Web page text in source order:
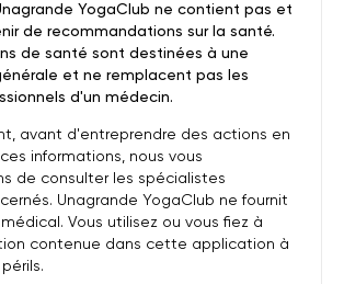
YogaClub ne contient pas et
de recommandations sur la santé.
de santé sont destinées à une
et ne remplacent pas les
d'un médecin.
avant d'entreprendre des actions en
informations, nous vous
de consulter les spécialistes
Unagrande YogaClub ne fournit
Vous utilisez ou vous fiez à
contenue dans cette application à